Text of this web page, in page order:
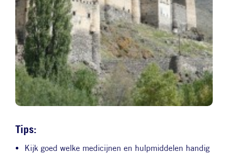
Tips:
Kijk goed welke medicijnen en hulpmiddelen handig